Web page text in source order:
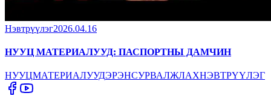
Нэвтрүүлэг2026.04.16
НУУЦ МАТЕРИАЛУУД: ПАСПОРТНЫ ДАМЧИН
НУУЦМАТЕРИАЛУУДЭРЭНСУРВАЛЖЛАХНЭВТРҮҮЛЭГ